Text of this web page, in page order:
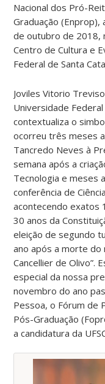
Nacional dos Pró-
Graduação
de outubro de 2018,
Centro de Cultura e
Federal de Santa
Joviles Vitorio
Universidade Federal
contextualiza o
ocorreu três meses
Tancredo Neves à
semana após a
Tecnologia e meses
conferência de
acontecendo exatos
30 anos da
eleição de segundo
ano após a morte do
Cancellier de Olivo”.
especial da nossa
novembro do ano
Pessoa, o Fórum de
Pós-Graduação
a candidatura da